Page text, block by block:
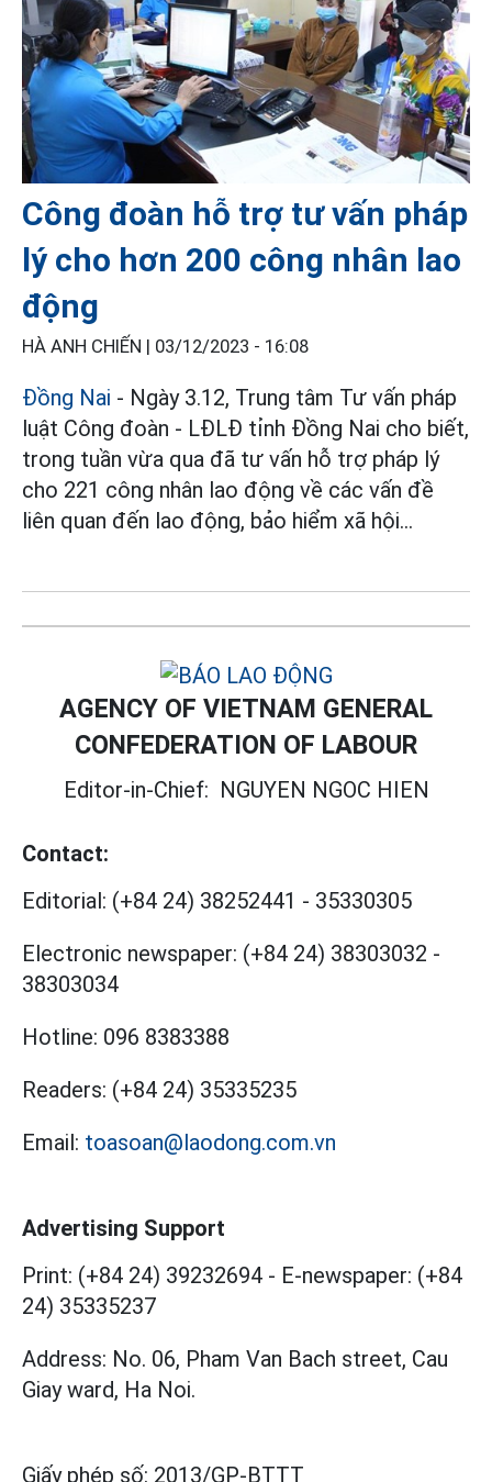
Công đoàn hỗ trợ tư vấn pháp
lý cho hơn 200 công nhân lao
động
HÀ ANH CHIẾN | 03/12/2023 - 16:08
Đồng Nai - Ngày 3.12, Trung tâm Tư vấn pháp
luật Công đoàn - LĐLĐ tỉnh Đồng Nai cho biết,
trong tuần vừa qua đã tư vấn hỗ trợ pháp lý
cho 221 công nhân lao động về các vấn đề
liên quan đến lao động, bảo hiểm xã hội...
AGENCY OF VIETNAM GENERAL
CONFEDERATION OF LABOUR
Editor-in-Chief: NGUYEN NGOC HIEN
Contact:
Editorial: (+84 24) 38252441 - 35330305
Electronic newspaper: (+84 24) 38303032 -
38303034
Hotline: 096 8383388
Readers: (+84 24) 35335235
Email: toasoan@laodong.com.vn
Advertising Support
Print: (+84 24) 39232694 - E-newspaper: (+84
24) 35335237
Address: No. 06, Pham Van Bach street, Cau
Giay ward, Ha Noi.
Giấy phép số: 2013/GP-BTTT